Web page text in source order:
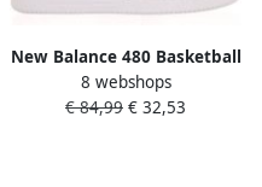
New Balance 480 Basketball
Schoenen white white
maat: 40.5 beschikbare
8 webshops
€ 84,99 € 32,53